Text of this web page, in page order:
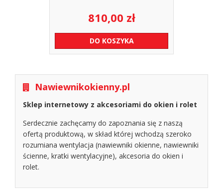
810,00 zł
DO KOSZYKA
Nawiewnikokienny.pl
Sklep internetowy z akcesoriami do okien i rolet
Serdecznie zachęcamy do zapoznania się z naszą
ofertą produktową, w skład której wchodzą szeroko
rozumiana wentylacja (nawiewniki okienne, nawiewniki
ścienne, kratki wentylacyjne), akcesoria do okien i
rolet.